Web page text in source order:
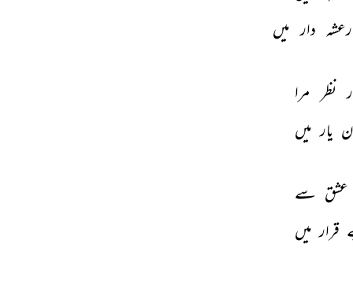
رعشہ دار میں
نظر مرا
یار میں
عشق سے
قرار میں